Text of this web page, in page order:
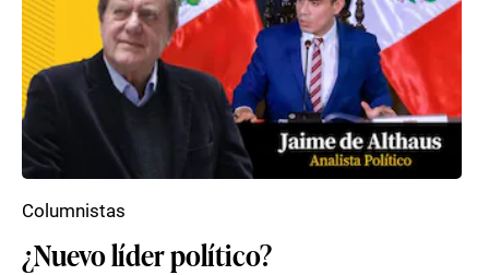
¿Nuevo líder político?
Columnistas